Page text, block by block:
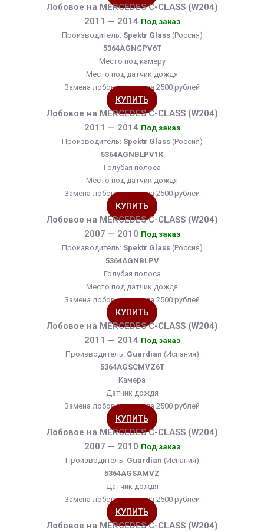
Лобовое на MERCEDES C-CLASS (W204)
2011 — 2014 Под заказ
Производитель: Spektr Glass(Россия)
5364AGNCPV6T
Место под камеру
Место под датчик дождя
Замена лобового стекла 2500 рублей
КУПИТЬ
Лобовое на MERCEDES C-CLASS (W204)
2011 — 2014 Под заказ
Производитель: Spektr Glass(Россия)
5364AGNBLPV1K
Голубая полоса
Место под датчик дождя
Замена лобового стекла 2500 рублей
КУПИТЬ
Лобовое на MERCEDES C-CLASS (W204)
2007 — 2010 Под заказ
Производитель: Spektr Glass(Россия)
5364AGNBLPV
Голубая полоса
Место под датчик дождя
Замена лобового стекла 2500 рублей
КУПИТЬ
Лобовое на MERCEDES C-CLASS (W204)
2011 — 2014 Под заказ
Производитель: Guardian (Испания)
5364AGSCMVZ6T
Камера
Датчик дождя
Замена лобового стекла 2500 рублей
КУПИТЬ
Лобовое на MERCEDES C-CLASS (W204)
2007 — 2010 Под заказ
Производитель: Guardian (Испания)
5364AGSAMVZ
Датчик дождя
Замена лобового стекла 2500 рублей
КУПИТЬ
Лобовое на MERCEDES C-CLASS (W204)